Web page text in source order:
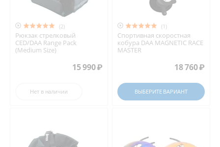
 (2)
Рюкзак стрелковый
CED/DAA Range Pack
(Medium Size)
15 990₽
Нет в наличии
 (1)
Спортивная скоростная
кобура DAA MAGNETIC RACE
MASTER
18 760₽
ВЫБЕРИТЕ ВАРИАНТ